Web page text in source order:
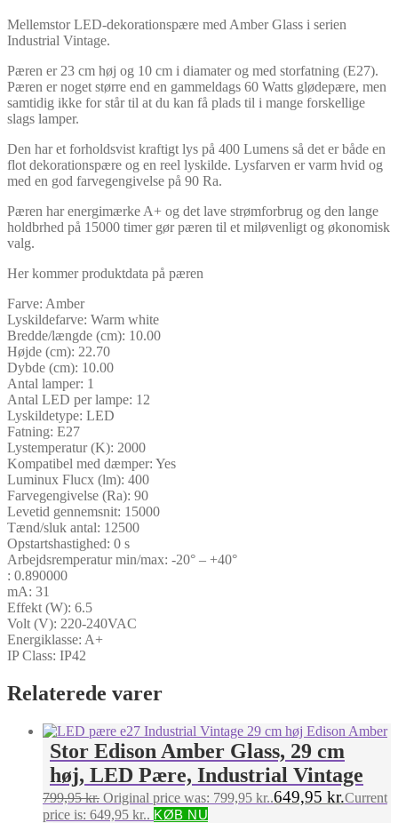
Mellemstor LED-dekorationspære med Amber Glass i serien
Industrial Vintage.
Pæren er 23 cm høj og 10 cm i diamater og med storfatning (E27).
Pæren er noget større end en gammeldags 60 Watts glødepære, men
samtidig ikke for står til at du kan få plads til i mange forskellige
slags lamper.
Den har et forholdsvist kraftigt lys på 400 Lumens så det er både en
flot dekorationspære og en reel lyskilde. Lysfarven er varm hvid og
med en god farvegengivelse på 90 Ra.
Pæren har energimærke A+ og det lave strømforbrug og den lange
holdbrhed på 15000 timer gør pæren til et miløvenligt og økonomisk
valg.
Her kommer produktdata på pæren
Farve: Amber
Lyskildefarve: Warm white
Bredde/længde (cm): 10.00
Højde (cm): 22.70
Dybde (cm): 10.00
Antal lamper: 1
Antal LED per lampe: 12
Lyskildetype: LED
Fatning: E27
Lystemperatur (K): 2000
Kompatibel med dæmper: Yes
Luminux Flucx (lm): 400
Farvegengivelse (Ra): 90
Levetid gennemsnit: 15000
Tænd/sluk antal: 12500
Opstartshastighed: 0 s
Arbejdsremperatur min/max: -20° – +40°
: 0.890000
mA: 31
Effekt (W): 6.5
Volt (V): 220-240VAC
Energiklasse: A+
IP Class: IP42
Relaterede varer
Stor Edison Amber Glass, 29 cm
høj, LED Pære, Industrial Vintage
799,95kr. Original price was: 799,95 kr..649,95 kr.Current
price is: 649,95 kr.. KØB NU